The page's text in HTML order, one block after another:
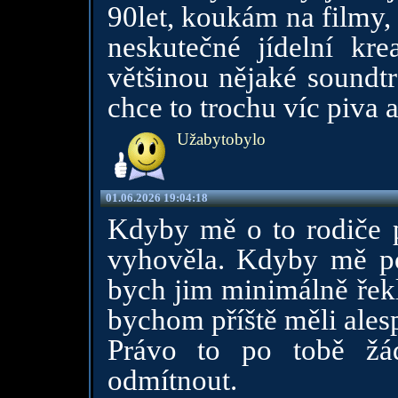
90let, koukám na
neskutečné jídelní
většinou nějaké
chce to trochu víc piva
Užabytobylo
01.06.2026 19:04:18
Kdyby mě o to rodiče
vyhověla. Kdyby mě
bych jim minimálně
bychom příště měli
Právo to po tobě
odmítnout.